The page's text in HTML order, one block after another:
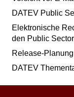
DATEV Public
Elektronische
den Public Sector
Release-
DATEV